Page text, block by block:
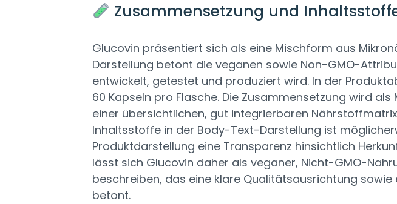
Zusammensetzung und
Glucovin präsentiert sich als eine Mischform aus
Darstellung betont die veganen sowie Non-GMO-
entwickelt, getestet und produziert wird. In der
60 Kapseln pro Flasche. Die Zusammensetzung wird
einer übersichtlichen, gut integrierbaren
Inhaltsstoffe in der Body-Text-Darstellung ist
Produktdarstellung eine Transparenz hinsichtlich
lässt sich Glucovin daher als veganer, Nicht-GMO-
beschreiben, das eine klare Qualitätsausrichtung
betont.